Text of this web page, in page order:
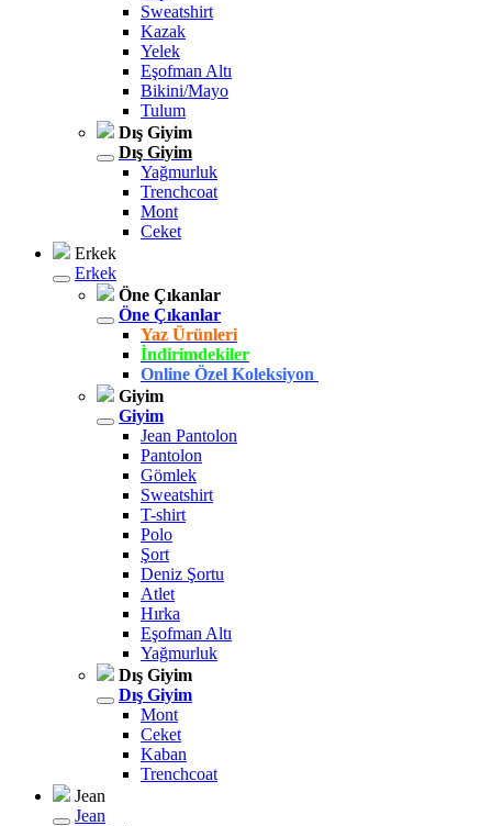
Sweatshirt
Kazak
Yelek
Eşofman Altı
Bikini/Mayo
Tulum
Dış Giyim
Dış Giyim
Yağmurluk
Trenchcoat
Mont
Ceket
Erkek
Erkek
Öne Çıkanlar
Öne Çıkanlar
Yaz Ürünleri
İndirimdekiler
Online Özel Koleksiyon
Giyim
Giyim
Jean Pantolon
Pantolon
Gömlek
Sweatshirt
T-shirt
Polo
Şort
Deniz Şortu
Atlet
Hırka
Eşofman Altı
Yağmurluk
Dış Giyim
Dış Giyim
Mont
Ceket
Kaban
Trenchcoat
Jean
Jean